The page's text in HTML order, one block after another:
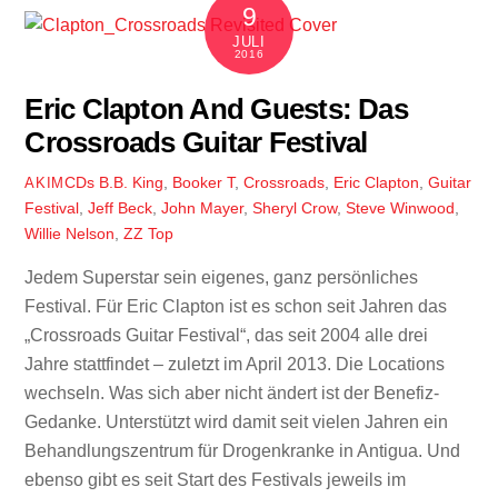
9
JULI
2016
Eric Clapton And Guests: Das
Crossroads Guitar Festival
AKIM CDs B.B. King Booker T, Crossroads Eric Clapton Guitar
Festival ,Jeff Beck ,John Mayer,Sheryl Crow,Steve Winwood
Willie Nelson ,ZZ Top
Jedem Superstar sein eigenes, ganz persönliches
Festival. Für Eric Clapton ist es schon seit Jahren das
„Crossroads Guitar Festival“, das seit 2004 alle drei
Jahre stattfindet – zuletzt im April 2013. Die Locations
wechseln. Was sich aber nicht ändert ist der Benefiz-
Gedanke. Unterstützt wird damit seit vielen Jahren ein
Behandlungszentrum für Drogenkranke in Antigua. Und
ebenso gibt es seit Start des Festivals jeweils im